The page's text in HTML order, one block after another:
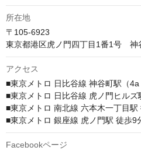
所在地
〒105-6923
東京都港区虎ノ門四丁目1番1号　
アクセス
■東京メトロ 日比谷線 神谷町駅（
■東京メトロ 日比谷線 虎ノ門ヒルズ
■東京メトロ 南北線 六本木一丁目駅
■東京メトロ 銀座線 虎ノ門駅 徒歩9
Facebookページ